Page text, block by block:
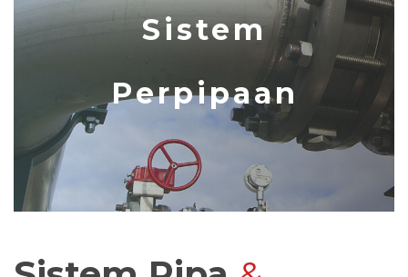
Sistem
Perpipaan